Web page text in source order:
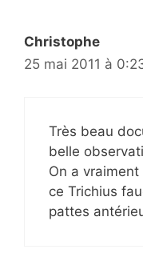
Christophe
25 mai 2011 à
Très beau
belle
On a vraiment
ce Trichius
pattes